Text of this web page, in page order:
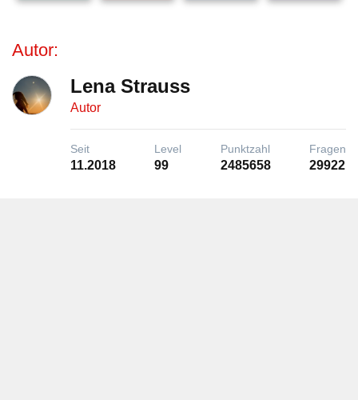
Autor:
Lena Strauss
Autor
Seit
11.2018
Level
99
Punktzahl
2485658
Fragen
29922